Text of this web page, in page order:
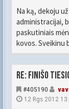
Na ką, dekoju
administracijai,
paskutiniais
kovos. Sveikinu
Re: FINIŠO
#405190
12 Rgs 2012